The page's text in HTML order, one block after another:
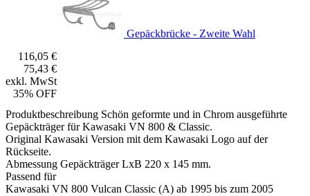
Gepäckbrücke - Zweite Wahl
116,05 €
75,43 €
exkl. MwSt
35% OFF
Produktbeschreibung Schön geformte und in Chrom ausgeführte
Gepäckträger für Kawasaki VN 800 & Classic.
Original Kawasaki Version mit dem Kawasaki Logo auf der
Rückseite.
Abmessung Gepäckträger LxB 220 x 145 mm.
Passend für
Kawasaki VN 800 Vulcan Classic (A) ab 1995 bis zum 2005